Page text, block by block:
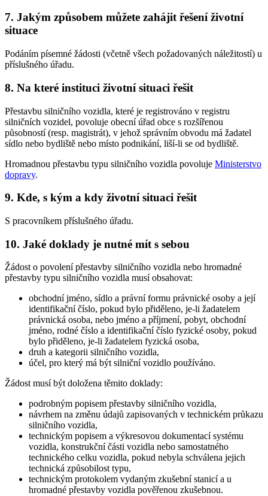
7. Jakým způsobem můžete zahájit řešení životní
situace
Podáním písemné žádosti (včetně všech požadovaných náležitostí) u
příslušného úřadu.
8. Na které instituci životní situaci řešit
Přestavbu silničního vozidla, které je registrováno v registru
silničních vozidel, povoluje obecní úřad obce s rozšířenou
působností (resp. magistrát), v jehož správním obvodu má žadatel
sídlo nebo bydliště nebo místo podnikání, liší-li se od bydliště.
Hromadnou přestavbu typu silničního vozidla povoluje Ministerstvo
dopravy.
9. Kde, s kým a kdy životní situaci řešit
S pracovníkem příslušného úřadu.
10. Jaké doklady je nutné mít s sebou
Žádost o povolení přestavby silničního vozidla nebo hromadné
přestavby typu silničního vozidla musí obsahovat:
obchodní jméno, sídlo a právní formu právnické osoby a její
identifikační číslo, pokud bylo přiděleno, je-li žadatelem
právnická osoba, nebo jméno a příjmení, pobyt, obchodní
jméno, rodné číslo a identifikační číslo fyzické osoby, pokud
bylo přiděleno, je-li žadatelem fyzická osoba,
druh a kategorii silničního vozidla,
účel, pro který má být silniční vozidlo používáno.
Žádost musí být doložena těmito doklady:
podrobným popisem přestavby silničního vozidla,
návrhem na změnu údajů zapisovaných v technickém průkazu
silničního vozidla,
technickým popisem a výkresovou dokumentací systému
vozidla, konstrukční části vozidla nebo samostatného
technického celku vozidla, pokud nebyla schválena jejich
technická způsobilost typu,
technickým protokolem vydaným zkušební stanicí a u
hromadné přestavby vozidla pověřenou zkušebnou.